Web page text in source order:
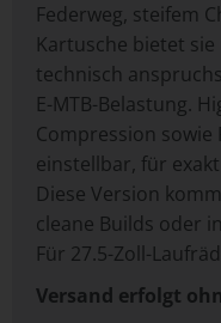
Federweg, steifem
Kartusche bietet
technisch
E-MTB-Belastung.
Compression sowie
einstellbar, für
Diese Version
cleane Builds oder
Für 27.5-Zoll-
Versand erfolgt